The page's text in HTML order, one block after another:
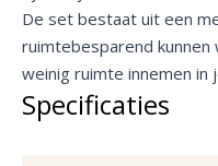
De set bestaat uit een
ruimtebesparend
weinig ruimte innemen in
Specificaties